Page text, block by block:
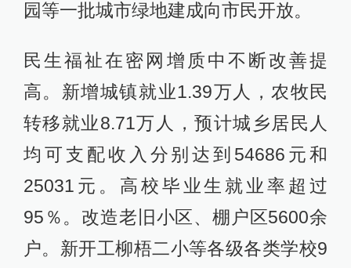
园等一批城市绿地建成向市民开放。
民生福祉在密网增质中不断改善提
高。新增城镇就业1.39万人，农牧民
转移就业8.71万人，预计城乡居民人
均可支配收入分别达到54686元和
25031元。高校毕业生就业率超过
95％。改造老旧小区、棚户区5600余
户。新开工柳梧二小等各级各类学校9